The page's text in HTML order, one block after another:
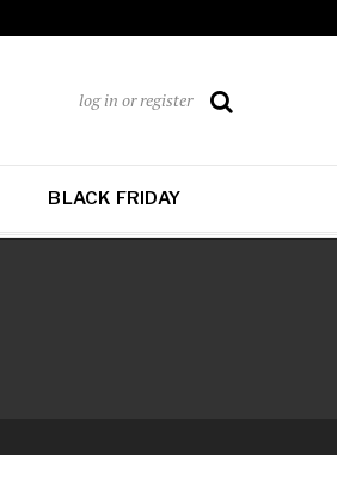
log in or register
BLACK FRIDAY